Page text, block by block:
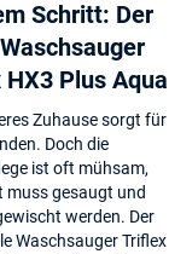
Schritt: Der
Plus Aqua
Zuhause sorgt für
Doch die
ist oft mühsam,
muss gesaugt und
werden. Der
Waschsauger Triflex